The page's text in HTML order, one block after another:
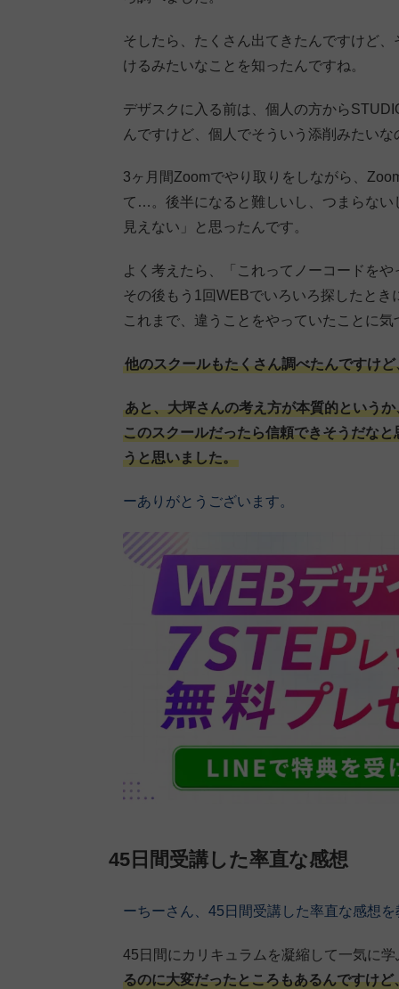
そしたら、たくさん出てきたんですけど
けるみたいなことを知ったんですね。
デザスクに入る前は、個人の方から
んですけど、個人でそういう添削みたい
3ヶ月間Zoomでやり取りをしながら、
て…。後半になると難しいし、つまらな
見えない」と思ったんです。
よく考えたら、「これってノーコードを
その後もう1回WEBでいろいろ探したと
これまで、違うことをやっていたことに気
他のスクールもたくさん調べたんですけ
あと、大坪さんの考え方が本質的という
このスクールだったら信頼できそうだな
うと思いました。
ーありがとうございます。
45日間受講した率直な感想
ーちーさん、45日間受講した率直な感想
45日間にカリキュラムを凝縮して一気に
るのに大変だったところもあるんですけ